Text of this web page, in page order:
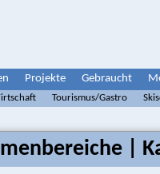
Projekte Gebraucht
Tourismus/Gastro
|